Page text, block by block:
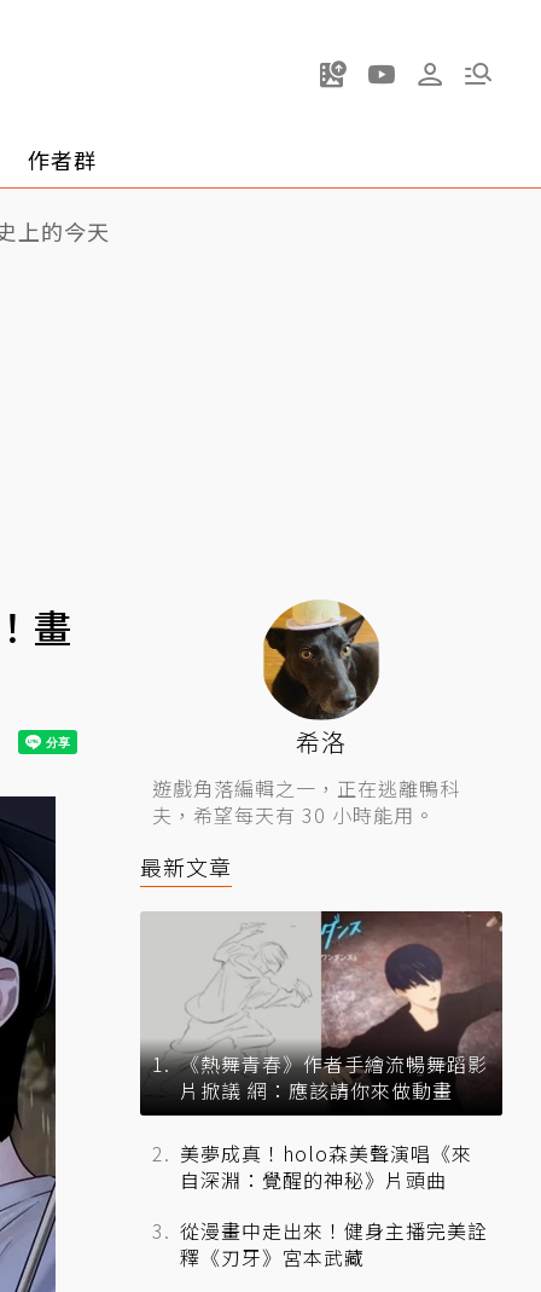
作者群
上的今天
畫
希洛
遊戲角落編輯之一，正在逃離鴨科
夫，希望每天有 30 小時能用。
最新文章
《熱舞青春》作者手繪流暢舞蹈影
片掀議 網：應該請你來做動畫
美夢成真！holo森美聲演唱《來
自深淵：覺醒的神秘》片頭曲
從漫畫中走出來！健身主播完美詮
釋《刃牙》宮本武藏